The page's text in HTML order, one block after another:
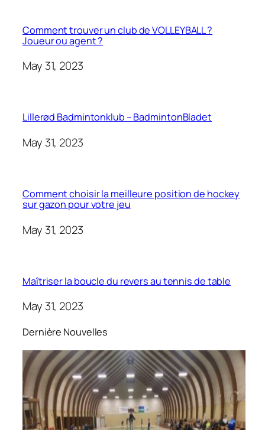
Comment trouver un club de VOLLEYBALL ?
Joueur ou agent ?
May 31, 2023
Lillerød Badmintonklub – BadmintonBladet
May 31, 2023
Comment choisir la meilleure position de hockey
sur gazon pour votre jeu
May 31, 2023
Maîtriser la boucle du revers au tennis de table
May 31, 2023
Dernière Nouvelles